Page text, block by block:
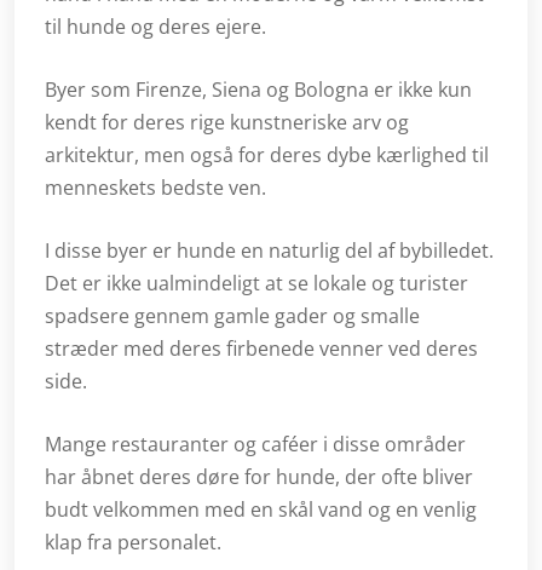
til hunde og deres ejere.
Byer som Firenze, Siena og Bologna er ikke kun
kendt for deres rige kunstneriske arv og
arkitektur, men også for deres dybe kærlighed til
menneskets bedste ven.
I disse byer er hunde en naturlig del af bybilledet.
Det er ikke ualmindeligt at se lokale og turister
spadsere gennem gamle gader og smalle
stræder med deres firbenede venner ved deres
side.
Mange restauranter og caféer i disse områder
har åbnet deres døre for hunde, der ofte bliver
budt velkommen med en skål vand og en venlig
klap fra personalet.